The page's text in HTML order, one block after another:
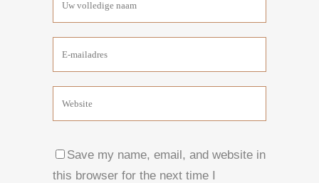
Save my name, email, and website in
this browser for the next time I